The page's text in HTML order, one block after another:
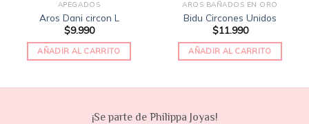
APEGADOS
Aros Dani circon L
$9.990
AÑADIR AL CARRITO
AROS BAÑADOS EN ORO
Bidu Circones Unidos
$11.990
AÑADIR AL CARRITO
¡Se parte de Philippa Joyas!